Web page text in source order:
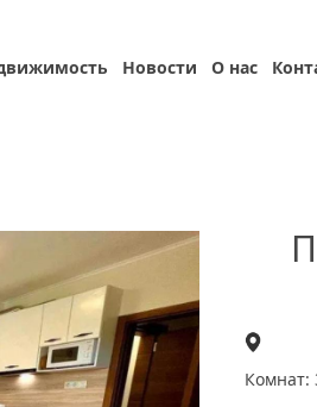
Новости О нас
Комнат: